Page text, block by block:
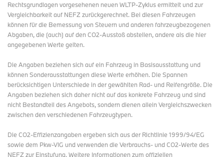
Rechtsgrundlagen vorgesehenen neuen WLTP-Zyklus ermittelt und zur
Vergleichbarkeit auf NEFZ zurückgerechnet. Bei diesen Fahrzeugen
können für die Bemessung von Steuern und anderen fahrzeugbezogenen
Abgaben, die (auch) auf den CO2-Ausstoß abstellen, andere als die hier
angegebenen Werte gelten.
Die Angaben beziehen sich auf ein Fahrzeug in Basisausstattung und
können Sonderausstattungen diese Werte erhöhen. Die Spannen
berücksichtigen Unterschiede in der gewählten Rad- und Reifengröße. Die
Angaben beziehen sich daher nicht auf das konkrete Fahrzeug und sind
nicht Bestandteil des Angebots, sondern dienen allein Vergleichszwecken
zwischen den verschiedenen Fahrzeugtypen.
Die CO2-Effizienzangaben ergeben sich aus der Richtlinie 1999/94/EG
sowie dem Pkw-VIG und verwenden die Verbrauchs- und CO2-Werte des
NEFZ zur Einstufung. Weitere Informationen zum offiziellen